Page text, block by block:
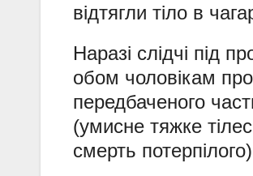
відтягли тіло в
Наразі слідчі під
обом чоловікам
передбаченого
(умисне тяжке
смерть